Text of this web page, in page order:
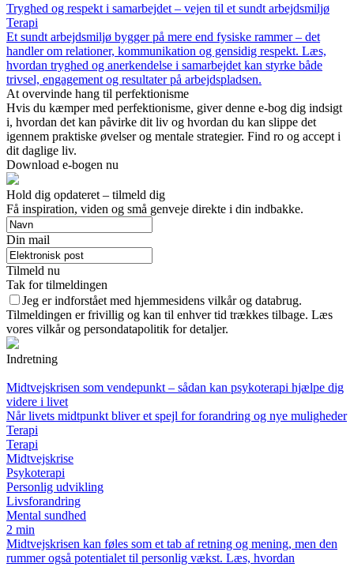
Tryghed og respekt i samarbejdet – vejen til et sundt arbejdsmiljø
Terapi
Et sundt arbejdsmiljø bygger på mere end fysiske rammer – det
handler om relationer, kommunikation og gensidig respekt. Læs,
hvordan tryghed og anerkendelse i samarbejdet kan styrke både
trivsel, engagement og resultater på arbejdspladsen.
At overvinde hang til perfektionisme
Hvis du kæmper med perfektionisme, giver denne e-bog dig indsigt
i, hvordan det kan påvirke dit liv og hvordan du kan slippe det
igennem praktiske øvelser og mentale strategier. Find ro og accept i
dit daglige liv.
Download e-bogen nu
Hold dig opdateret – tilmeld dig
Få inspiration, viden og små genveje direkte i din indbakke.
Din mail
Tilmeld nu
Tak for tilmeldingen
Jeg er indforstået med hjemmesidens vilkår og databrug.
Tilmeldingen er frivillig og kan til enhver tid trækkes tilbage. Læs
vores vilkår og persondatapolitik for detaljer.
Indretning
Midtvejskrisen som vendepunkt – sådan kan psykoterapi hjælpe dig
videre i livet
Når livets midtpunkt bliver et spejl for forandring og nye muligheder
Terapi
Terapi
Midtvejskrise
Psykoterapi
Personlig udvikling
Livsforandring
Mental sundhed
2 min
Midtvejskrisen kan føles som et tab af retning og mening, men den
rummer også potentialet til personlig vækst. Læs, hvordan